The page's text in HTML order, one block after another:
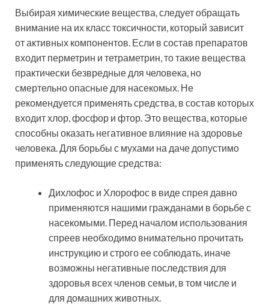
Выбирая химические вещества, следует обращать
внимание на их класс токсичности, который зависит
от активных компонентов. Если в состав препаратов
входит перметрин и тетраметрин, то такие вещества
практически безвредные для человека, но
смертельно опасные для насекомых. Не
рекомендуется применять средства, в состав которых
входит хлор, фосфор и фтор. Это вещества, которые
способны оказать негативное влияние на здоровье
человека. Для борьбы с мухами на даче допустимо
применять следующие средства:
Дихлофос и Хлорофос в виде спрея давно
применяются нашими гражданами в борьбе с
насекомыми. Перед началом использования
спреев необходимо внимательно прочитать
инструкцию и строго ее соблюдать, иначе
возможны негативные последствия для
здоровья всех членов семьи, в том числе и
для домашних животных.